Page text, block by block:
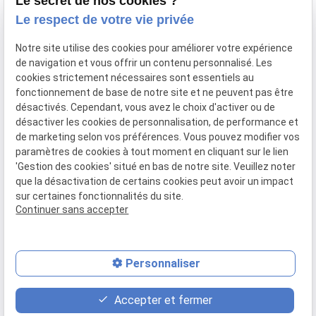
KogaoAlign®
Cours d’automassage
Splitmassage® facial
Actualités
Contact
Mentions
légales
Politique de
confidentialité
Gestion
des
Plan du
site
Siret :91836119700034
place contact_page phone
Le respect de votre vie privée
Notre site utilise des cookies pour améliorer votre expérience
de navigation et vous offrir un contenu personnalisé. Les
cookies strictement nécessaires sont essentiels au
fonctionnement de base de notre site et ne peuvent pas être
désactivés. Cependant, vous avez le choix d'activer ou de
désactiver les cookies de personnalisation, de performance et
de marketing selon vos préférences. Vous pouvez modifier vos
paramètres de cookies à tout moment en cliquant sur le lien
'Gestion des cookies' situé en bas de notre site. Veuillez noter
que la désactivation de certains cookies peut avoir un impact
sur certaines fonctionnalités du site.
Continuer sans accepter
Personnaliser
Accepter et fermer